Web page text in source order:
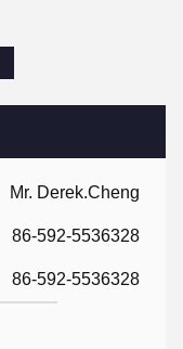
Mr. Derek.Cheng
86-592-5536328
86-592-5536328